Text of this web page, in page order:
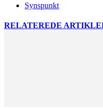
Synspunkt
RELATEREDE